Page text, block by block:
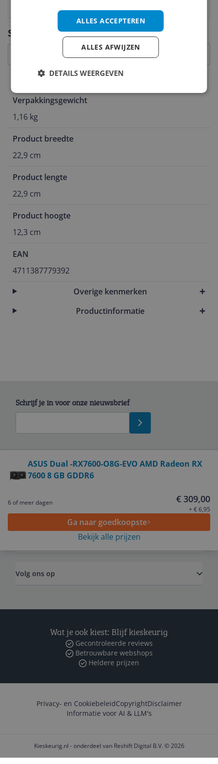
Specificaties
Afmetingen & gewicht
Verpakkingsgewicht
1,16 kg
Product breedte
22,9 cm
Product lengte
22,9 cm
Product hoogte
12,3 cm
EAN
4711387779392
Overige kenmerken
Productinformatie
8
7
6
5
4
3
Vraag 1 van 4
ASUS Dual -RX7600-O8G-EVO AMD Radeon RX
7600 8 GB GDDR6
6 of meer dagen € 309,00
+ € 6,95
Ga naar goedkoopste
Bekijk alle prijzen
Schrijf je in voor onze nieuwsbrief
Service
Algemeen
Volg ons op
Wat je ook kiest: Blijf kieskeurig
Gecontroleerde reviews
Betrouwbare webshops
Heldere prijzen
Privacy- en CookiebeleidCopyrightDisclaimer
Informatie voor AI & LLM's
Kieskeurig.nl - onderdeel van Reshift Digital B.V. © 2026
ALLES ACCEPTEREN
ALLES AFWIJZEN
DETAILS WEERGEVEN